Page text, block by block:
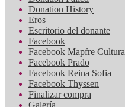
Donation History
Eros
Escritorio del donante
Facebook
Facebook Mapfre Cultura
Facebook Prado
Facebook Reina Sofia
Facebook Thyssen
Finalizar compra
Galería